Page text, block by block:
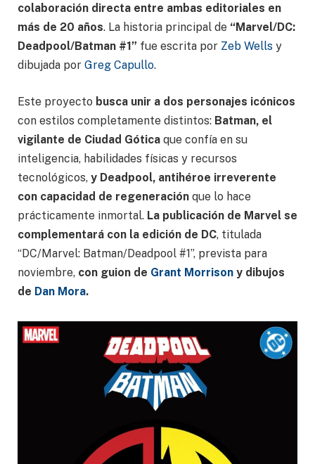
colaboración directa entre ambas editoriales en
más de 20 años. La historia principal de “Marvel/DC:
Deadpool/Batman #1” fue escrita por Zeb Wells y
dibujada por Greg Capullo.
Este proyecto busca unir a dos personajes icónicos
con estilos completamente distintos: Batman, el
vigilante de Ciudad Gótica que confía en su
inteligencia, habilidades físicas y recursos
tecnológicos, y Deadpool, antihéroe irreverente
con capacidad de regeneración que lo hace
prácticamente inmortal. La publicación de Marvel se
complementará con la edición de DC, titulada
“DC/Marvel: Batman/Deadpool #1”, prevista para
noviembre, con guion de Grant Morrison y dibujos
de Dan Mora.